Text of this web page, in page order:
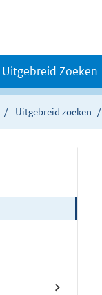
Uitgebreid Zoeken
Uitgebreid zoeken